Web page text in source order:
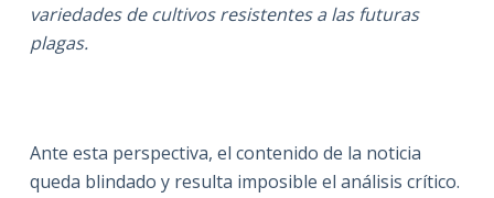
variedades de cultivos resistentes a las futuras
plagas.
Ante esta perspectiva, el contenido de la noticia
queda blindado y resulta imposible el análisis crítico.